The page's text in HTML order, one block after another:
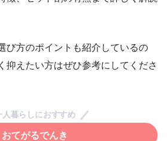
び方のポイントも紹介しているの
抑えたい方はぜひ参考にしてくださ
人暮らしにおすすめ
おてがるでんき